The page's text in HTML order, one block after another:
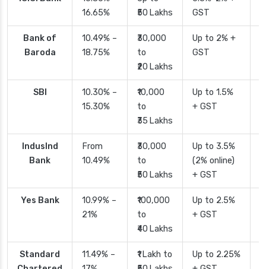
16.65%
₹50 Lakhs
GST
Bank of
Baroda
10.49% –
18.75%
₹30,000
to
₹20 Lakhs
Up to 2% +
GST
SBI
10.30% –
15.30%
₹10,000
to
₹35 Lakhs
Up to 1.5%
+ GST
IndusInd
Bank
From
10.49%
₹30,000
to
₹50 Lakhs
Up to 3.5%
(2% online)
+ GST
Yes Bank
10.99% –
21%
₹100,000
to
₹40 Lakhs
Up to 2.5%
+ GST
Standard
11.49% –
₹1 Lakh to
Up to 2.25%